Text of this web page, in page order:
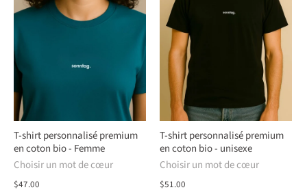
T-shirt personnalisé premium
en coton bio - Femme
Choisir un mot de cœur
$47.00
T-shirt personnalisé premium
en coton bio - unisexe
Choisir un mot de cœur
$51.00